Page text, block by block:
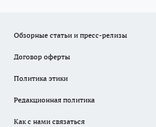
Обзорные статьи и пресс-релизы
Договор оферты
Политика этики
Редакционная политика
Как с нами связаться